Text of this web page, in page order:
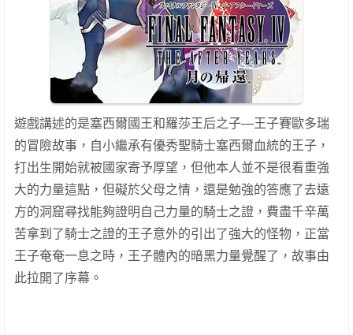
遊戲講述的是塞西爾國王和羅莎王后之子—王子賽歐多瑞
的冒險故事，自小繼承有優秀聖騎士塞西爾血統的王子，
打出生開始就被國家寄予厚望，但他本人並不是很看重強
大的力量這點，但礙於父母之情，還是勉強的答應了去遠
方的洞窟尋找能夠證明自己力量的騎士之證，費盡千辛萬
苦拿到了騎士之證的王子意外的引出了強大的怪物，正當
王子奄奄一息之時，王子體內的暗黑力量覺醒了，故事由
此拉開了序幕。